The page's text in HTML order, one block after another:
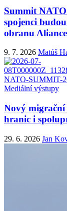
Summit
spojenci
obranu Aliance
9. 7. 2026 Matúš
Mediální výstupy
Nový migrační
hranic i
29. 6. 2026 Jan